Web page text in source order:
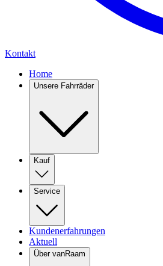
Kontakt
Home
Unsere Fahrräder
Kauf
Service
Kundenerfahrungen
Aktuell
Über vanRaam